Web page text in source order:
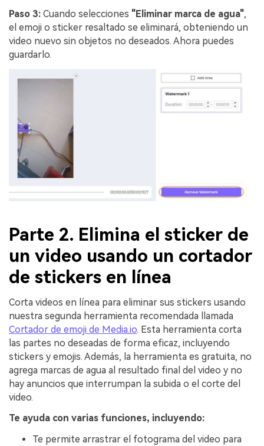
Paso 3: Cuando selecciones "Eliminar marca de agua",
el emoji o sticker resaltado se eliminará, obteniendo un
video nuevo sin objetos no deseados. Ahora puedes
guardarlo.
Parte 2. Elimina el sticker de
un video usando un cortador
de stickers en línea
Corta videos en línea para eliminar sus stickers usando
nuestra segunda herramienta recomendada llamada
Cortador de emoji de Media.io. Esta herramienta corta
las partes no deseadas de forma eficaz, incluyendo
stickers y emojis. Además, la herramienta es gratuita, no
agrega marcas de agua al resultado final del video y no
hay anuncios que interrumpan la subida o el corte del
video.
Te ayuda con varias funciones, incluyendo:
Te permite arrastrar el fotograma del video para